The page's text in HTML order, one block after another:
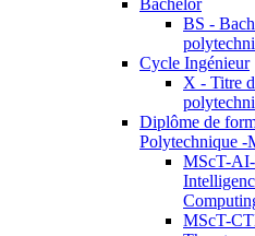
Bachelor
BS -
Cycle Ingénieur
X - Titre
Diplôme de
Polytechnique -
MScT-
MScT-